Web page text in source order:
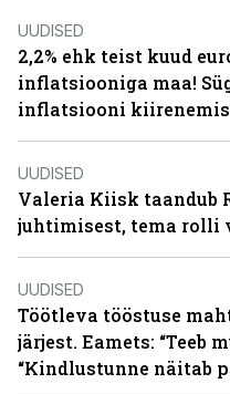
UUDISED
2,2% ehk teist kuud
inflatsiooniga maa!
inflatsiooni
UUDISED
Valeria Kiisk taandub
juhtimisest, tema rolli
UUDISED
Töötleva tööstuse
järjest. Eamets: “Teeb
“Kindlustunne näitab